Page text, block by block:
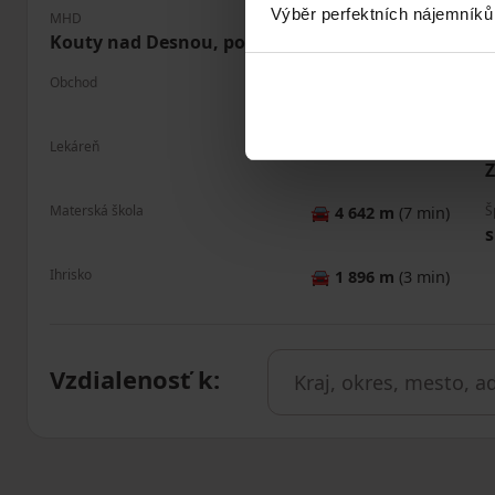
Výběr perfektních
MHD
Kouty nad Desnou, pošta
Obchod
Lekáreň
Materská škola 🚘 4 642 m (7 min)
Ihrisko 🚘 1 896 m (3 min)
Vzdialenosť k: